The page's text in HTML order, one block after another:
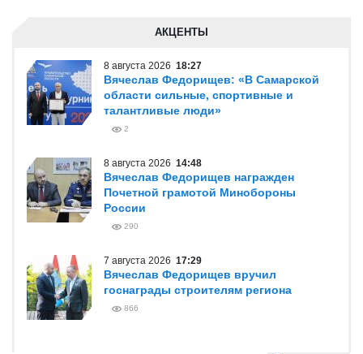
АКЦЕНТЫ
8 августа 2026 18:27
Вячеслав Федорищев: «В Самарской
области сильные, спортивные и
талантливые люди»
2
8 августа 2026 14:48
Вячеслав Федорищев награжден
Почетной грамотой Минобороны
России
290
7 августа 2026 17:29
Вячеслав Федорищев вручил
госнаграды строителям региона
866